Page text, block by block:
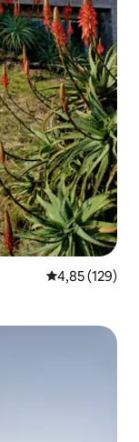
Évaluation
4,85 (129)